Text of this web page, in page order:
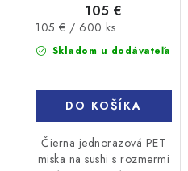
Skladom u dodávateľa
105 €
Jednotková
cena:
105 € / 600 ks
DO KOŠÍKA
Čierna jednorazová PET
miska na sushi s rozmermi